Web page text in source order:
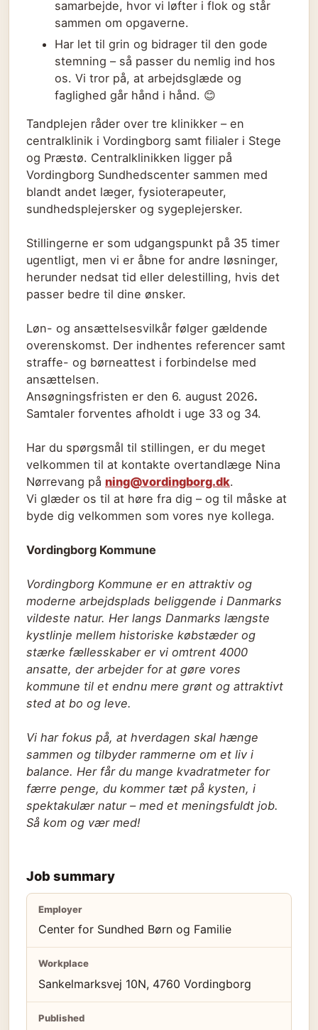
samarbejde, hvor vi løfter i flok og står
sammen om opgaverne.
Har let til grin og bidrager til den gode
stemning – så passer du nemlig ind hos
os. Vi tror på, at arbejdsglæde og
faglighed går hånd i hånd. 😊
Tandplejen råder over tre klinikker – en
centralklinik i Vordingborg samt filialer i Stege
og Præstø. Centralklinikken ligger på
Vordingborg Sundhedscenter sammen med
blandt andet læger, fysioterapeuter,
sundhedsplejersker og sygeplejersker.
Stillingerne er som udgangspunkt på 35 timer
ugentligt, men vi er åbne for andre løsninger,
herunder nedsat tid eller delestilling, hvis det
passer bedre til dine ønsker.
Løn- og ansættelsesvilkår følger gældende
overenskomst. Der indhentes referencer samt
straffe- og børneattest i forbindelse med
ansættelsen.
Ansøgningsfristen er den 6. august 2026.
Samtaler forventes afholdt i uge 33 og 34.
Har du spørgsmål til stillingen, er du meget
velkommen til at kontakte overtandlæge Nina
Nørrevang på ning@vordingborg.dk.
Vi glæder os til at høre fra dig – og til måske at
byde dig velkommen som vores nye kollega.
Vordingborg Kommune
Vordingborg Kommune er en attraktiv og
moderne arbejdsplads beliggende i Danmarks
vildeste natur. Her langs Danmarks længste
kystlinje mellem historiske købstæder og
stærke fællesskaber er vi omtrent 4000
ansatte, der arbejder for at gøre vores
kommune til et endnu mere grønt og attraktivt
sted at bo og leve.
Vi har fokus på, at hverdagen skal hænge
sammen og tilbyder rammerne om et liv i
balance. Her får du mange kvadratmeter for
færre penge, du kommer tæt på kysten, i
spektakulær natur – med et meningsfuldt job.
Så kom og vær med!
Job summary
Employer
Center for Sundhed Børn og Familie
Workplace
Sankelmarksvej 10N, 4760 Vordingborg
Published